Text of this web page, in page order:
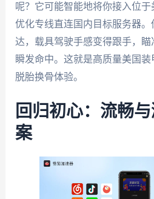
呢？它可能智能地将你接入位
优化专线直连国内目标服务器
达，载具驾驶手感变得跟手，
瞬发命中。这就是高质量美国
脱胎换骨体验。
回归初心：流畅
案